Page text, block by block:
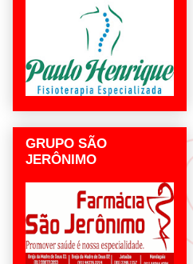
GRUPO SÃO
JERÔNIMO